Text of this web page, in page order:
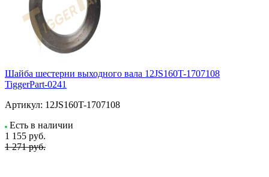
Шайба шестерни выходного вала 12JS160T-1707108
TiggerPart-0241
Артикул: 12JS160T-1707108
Есть в наличии
1 155 руб.
1 271 руб.